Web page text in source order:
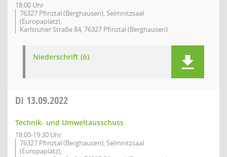
18:00 Uhr
76327 Pfinztal (Berghausen), Selmnitzsaal
(Europaplatz),
Karlsruher Straße 84, 76327 Pfinztal (Berghausen)
Niederschrift (ö)
DI 13.09.2022
Technik- und Umweltausschuss
18:00-19:30 Uhr
76327 Pfinztal (Berghausen), Selmnitzsaal
(Europaplatz),